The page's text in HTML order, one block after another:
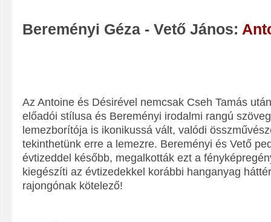
Bereményi Géza - Vető János:
Az Antoine és Désirével nemcsak Cseh Tamás
előadói stílusa és Bereményi irodalmi rangú
lemezborítója is ikonikussá vált, valódi
tekinthetünk erre a lemezre. Bereményi és Vető
évtizeddel később, megalkották ezt a
kiegészíti az évtizedekkel korábbi hanganyag
rajongónak kötelező!